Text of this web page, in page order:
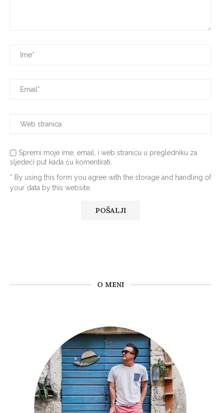
Spremi moje ime, email, i web stranicu u pregledniku za
sljedeći put kada ću komentirati.
* By using this form you agree with the storage and handling of
your data by this website.
O MENI